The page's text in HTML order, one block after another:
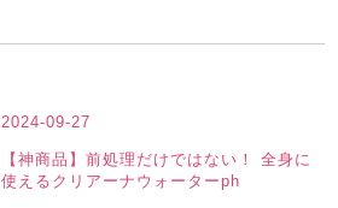
2024-09-27
【神商品】前処理だけではない！ 全身に
使えるクリアーナウォーターph